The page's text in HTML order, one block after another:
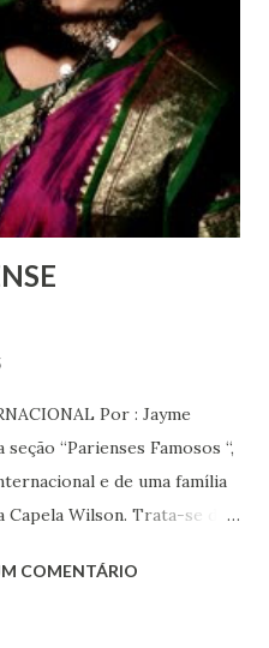
20 e 21 da Declaração
) – têm estado no centro
árabe nos últimos dois
ruas para exigir mudanças.
“99%” fizeram suas vozes
Por : Jayme
“Parienses Famosos “,
e de uma família
Wilson. Trata-se da
: Bailarina e professora
COMENTÁRIO